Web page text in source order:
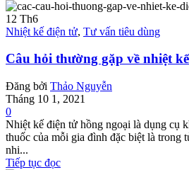
12 Th6
Nhiệt kế điện tử, Tư vấn tiêu dùng
Câu hỏi thường gặp về nhiệt
Đăng bởi Thảo Nguyễn
Tháng 10 1, 2021
0
Nhiệt kế điện tử hồng ngoại là dụng cụ
thuốc của mỗi gia đình đặc biệt là trong
nhi...
Tiếp tục đọc